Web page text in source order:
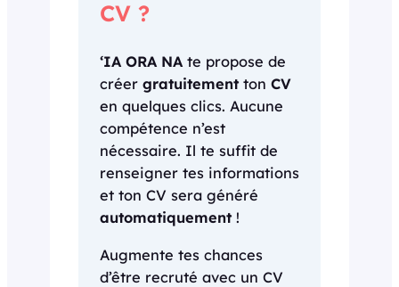
CV ?
‘IA ORA NA te propose de
créer gratuitementton CV
en quelques clics. Aucune
compétence n’est
nécessaire. Il te suffit de
renseigner tes informations
et ton CV sera généré
automatiquement!
Augmente tes chances
d’être recruté avec un CV